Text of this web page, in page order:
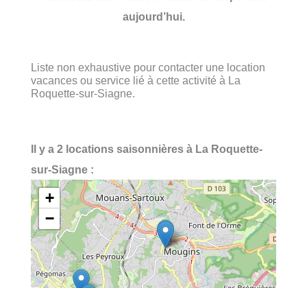
aujourd’hui.
Liste non exhaustive pour contacter une location
vacances ou service lié à cette activité à La
Roquette-sur-Siagne.
Il y a 2 locations saisonnières à La Roquette-
sur-Siagne :
+
−